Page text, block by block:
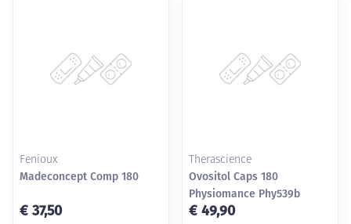
Fenioux
Madeconcept Comp 180
€ 37,50
Therascience
Ovositol Caps 180
Physiomance Phy539b
€ 49,90